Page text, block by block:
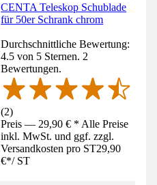
CENTA Teleskop Schublade
für 50er Schrank chrom
Durchschnittliche Bewertung:
4.5 von 5 Sternen. 2
Bewertungen.
(2)
Preis — 29,90 € * Alle Preise
inkl. MwSt. und ggf. zzgl.
Versandkosten pro ST29,90
€*/ ST